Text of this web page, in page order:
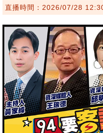
直播時間：2026/07/28